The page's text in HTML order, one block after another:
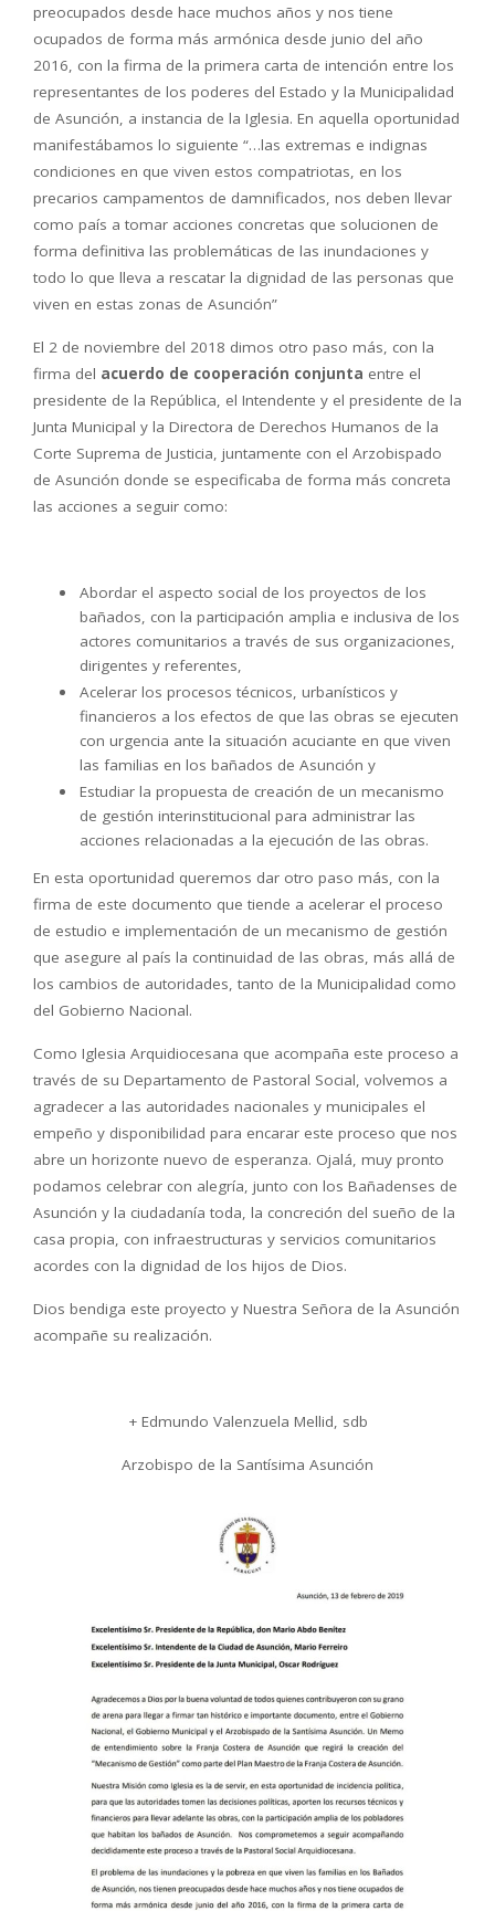
preocupados desde hace muchos años y nos tiene
ocupados de forma más armónica desde junio del año
2016, con la firma de la primera carta de intención entre los
representantes de los poderes del Estado y la Municipalidad
de Asunción, a instancia de la Iglesia. En aquella oportunidad
manifestábamos lo siguiente “…las extremas e indignas
condiciones en que viven estos compatriotas, en los
precarios campamentos de damnificados, nos deben llevar
como país a tomar acciones concretas que solucionen de
forma definitiva las problemáticas de las inundaciones y
todo lo que lleva a rescatar la dignidad de las personas que
viven en estas zonas de Asunción”
El 2 de noviembre del 2018 dimos otro paso más, con la
firma del acuerdo de cooperación conjunta entre el
presidente de la República, el Intendente y el presidente de la
Junta Municipal y la Directora de Derechos Humanos de la
Corte Suprema de Justicia, juntamente con el Arzobispado
de Asunción donde se especificaba de forma más concreta
las acciones a seguir como:
Abordar el aspecto social de los proyectos de los
bañados, con la participación amplia e inclusiva de los
actores comunitarios a través de sus organizaciones,
dirigentes y referentes,
Acelerar los procesos técnicos, urbanísticos y
financieros a los efectos de que las obras se ejecuten
con urgencia ante la situación acuciante en que viven
las familias en los bañados de Asunción y
Estudiar la propuesta de creación de un mecanismo
de gestión interinstitucional para administrar las
acciones relacionadas a la ejecución de las obras.
En esta oportunidad queremos dar otro paso más, con la
firma de este documento que tiende a acelerar el proceso
de estudio e implementación de un mecanismo de gestión
que asegure al país la continuidad de las obras, más allá de
los cambios de autoridades, tanto de la Municipalidad como
del Gobierno Nacional.
Como Iglesia Arquidiocesana que acompaña este proceso a
través de su Departamento de Pastoral Social, volvemos a
agradecer a las autoridades nacionales y municipales el
empeño y disponibilidad para encarar este proceso que nos
abre un horizonte nuevo de esperanza. Ojalá, muy pronto
podamos celebrar con alegría, junto con los Bañadenses de
Asunción y la ciudadanía toda, la concreción del sueño de la
casa propia, con infraestructuras y servicios comunitarios
acordes con la dignidad de los hijos de Dios.
Dios bendiga este proyecto y Nuestra Señora de la Asunción
acompañe su realización.
+ Edmundo Valenzuela Mellid, sdb
Arzobispo de la Santísima Asunción